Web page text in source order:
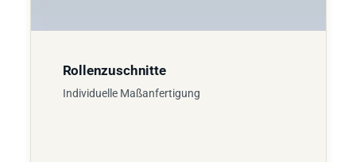
Rollenzuschnitte
Individuelle Maßanfertigung